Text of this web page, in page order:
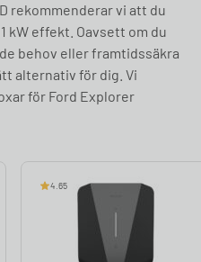
rekommenderar vi att du
kW effekt. Oavsett om du
behov eller framtidssäkra
alternativ för dig. Vi
för Ford Explorer
4.65